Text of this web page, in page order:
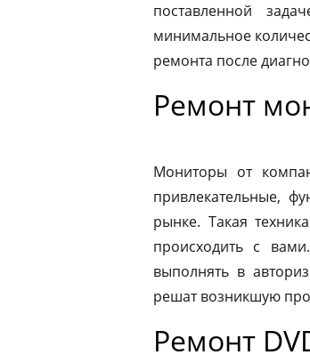
поставленной
минимальное
ремонта после
Ремонт
Мониторы от
привлекательные,
рынке. Такая
происходить с
выполнять в
решат возникшую
Ремонт